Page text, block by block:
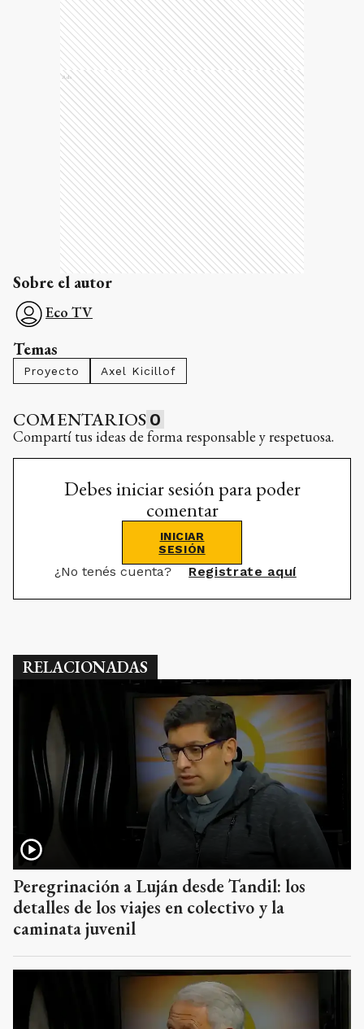
Ads
Sobre el autor
Eco TV
Temas
Proyecto Axel Kicillof
COMENTARIOS 0
Compartí tus ideas de forma responsable y respetuosa.
Debes iniciar sesión para poder
comentar
INICIAR
SESIÓN
¿No tenés cuenta? Registrate aquí
RELACIONADAS
Peregrinación a Luján desde Tandil: los
detalles de los viajes en colectivo y la
caminata juvenil